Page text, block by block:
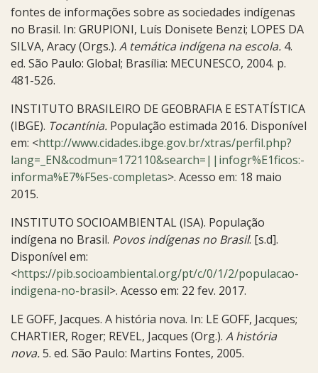
fontes de informações sobre as sociedades indígenas
no Brasil. In: GRUPIONI, Luís Donisete Benzi; LOPES DA
SILVA, Aracy (Orgs.). A temática indígena na escola. 4.
ed. São Paulo: Global; Brasília: MECUNESCO, 2004. p.
481-526.
INSTITUTO BRASILEIRO DE GEOBRAFIA E ESTATÍSTICA
(IBGE). Tocantínia. População estimada 2016. Disponível
em: <http://www.cidades.ibge.gov.br/xtras/perfil.php?
lang=_EN&codmun=172110&search=||infogr%E1ficos:-
informa%E7%F5es-completas>. Acesso em: 18 maio
2015.
INSTITUTO SOCIOAMBIENTAL (ISA). População
indígena no Brasil. Povos indígenas no Brasil. [s.d].
Disponível em:
<https://pib.socioambiental.org/pt/c/0/1/2/populacao-
indigena-no-brasil>. Acesso em: 22 fev. 2017.
LE GOFF, Jacques. A história nova. In: LE GOFF, Jacques;
CHARTIER, Roger; REVEL, Jacques (Org.). A história
nova.5. ed. São Paulo: Martins Fontes, 2005.